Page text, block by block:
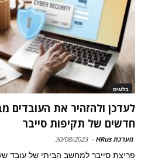
בלוגים
לעדכן ולהזהיר את העובדים
חדשים של תקיפות סייבר
מערכת HRus -
30/08/2023
פריצת סייבר למחשב הביתי של עובד